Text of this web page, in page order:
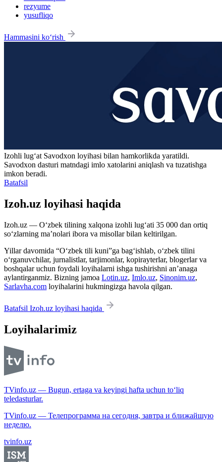
rezyume
yusufliqo
Hammasini ko‘rish
Izohli lugʻat Savodxon loyihasi bilan hamkorlikda yaratildi.
Savodxon dasturi matndagi imlo xatolarini aniqlash va tuzatishga
imkon beradi.
Batafsil
Izoh.uz loyihasi haqida
Izoh.uz — O‘zbek tilining xalqona izohli lug‘ati 35 000 dan ortiq
so‘zlarning ma’nolari ibora va misollar bilan keltirilgan.
Yillar davomida “O‘zbek tili kuni”ga bag‘ishlab, o‘zbek tilini
o‘rganuvchilar, jurnalistlar, tarjimonlar, kopirayterlar, blogerlar va
boshqalar uchun foydali loyihalarni ishga tushirishni an’anaga
aylantirganmiz. Bizning jamoa Lotin.uz, Imlo.uz, Sinonim.uz,
Sarlavha.com loyihalarini hukmingizga havola qilgan.
Batafsil Izoh.uz loyihasi haqida
Loyihalarimiz
TVinfo.uz — Bugun, ertaga va keyingi hafta uchun to‘liq
teledasturlar.
TVinfo.uz — Телепрограмма на сегодня, завтра и ближайшую
неделю.
tvinfo.uz